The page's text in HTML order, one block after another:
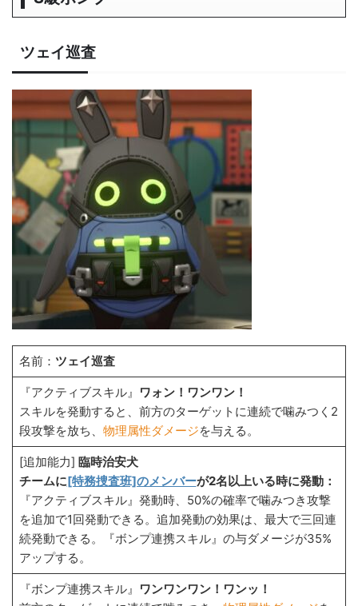
ツェイ巡査
名前： ツェイ巡査
『アクティブスキル』 ワォン！ワンワン！
スキルを発動すると、前方のターゲットに連続で噛みつく2
段攻撃を放ち、 物理属性ダメージを与える。
[追加能力] 臨時治安犬
チームに[特務捜査班]のメンバーが2名以上いる時に発動：
『アクティブスキル』発動時、50%の確率で噛みつき攻撃
を追加で1回発動できる。追加発動の効果は、最大で三回連
続発動できる。『ボンプ連携スキル』の与ダメージが35%
アップする。
『ボンプ連携スキル』 ワンワンワン！ワンッ！